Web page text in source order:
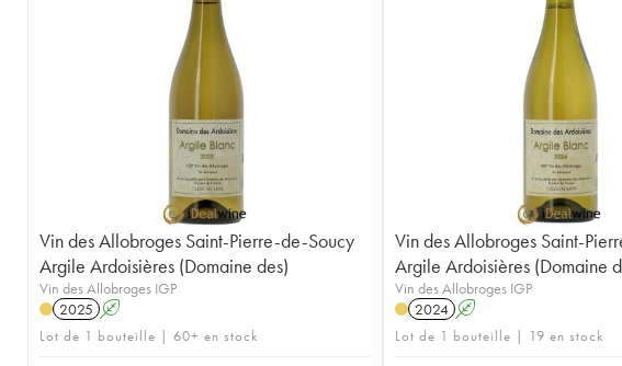
Vin des Allobroges Saint-Pierre-de-Soucy
Argile Ardoisières (Domaine des)
Vin des Allobroges IGP
2025 A
Lot de 1 bouteille | 60+ en stock
Vin des Allobroges Saint-
Argile Ardoisières (Domaine
Vin des Allobroges IGP
2024 A
Lot de 1 bouteille | 19 en stock